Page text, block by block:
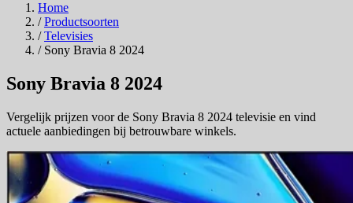
Home
/ Productsoorten
/ Televisies
/ Sony Bravia 8 2024
Sony Bravia 8 2024
Vergelijk prijzen voor de Sony Bravia 8 2024 televisie en vind
actuele aanbiedingen bij betrouwbare winkels.